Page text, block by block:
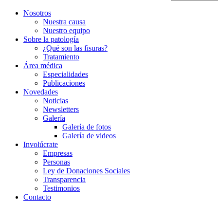
Nosotros
Nuestra causa
Nuestro equipo
Sobre la patología
¿Qué son las fisuras?
Tratamiento
Área médica
Especialidades
Publicaciones
Novedades
Noticias
Newsletters
Galería
Galería de fotos
Galería de videos
Involúcrate
Empresas
Personas
Ley de Donaciones Sociales
Transparencia
Testimonios
Contacto